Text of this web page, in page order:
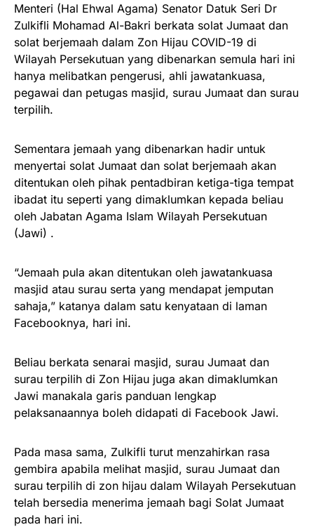
Menteri (Hal Ehwal Agama) Senator Datuk Seri Dr
Zulkifli Mohamad Al-Bakri berkata solat Jumaat dan
solat berjemaah dalam Zon Hijau COVID-19 di
Wilayah Persekutuan yang dibenarkan semula hari ini
hanya melibatkan pengerusi, ahli jawatankuasa,
pegawai dan petugas masjid, surau Jumaat dan surau
terpilih.
Sementara jemaah yang dibenarkan hadir untuk
menyertai solat Jumaat dan solat berjemaah akan
ditentukan oleh pihak pentadbiran ketiga-tiga tempat
ibadat itu seperti yang dimaklumkan kepada beliau
oleh Jabatan Agama Islam Wilayah Persekutuan
(Jawi) .
“Jemaah pula akan ditentukan oleh jawatankuasa
masjid atau surau serta yang mendapat jemputan
sahaja,” katanya dalam satu kenyataan di laman
Facebooknya, hari ini.
Beliau berkata senarai masjid, surau Jumaat dan
surau terpilih di Zon Hijau juga akan dimaklumkan
Jawi manakala garis panduan lengkap
pelaksanaannya boleh didapati di Facebook Jawi.
Pada masa sama, Zulkifli turut menzahirkan rasa
gembira apabila melihat masjid, surau Jumaat dan
surau terpilih di zon hijau dalam Wilayah Persekutuan
telah bersedia menerima jemaah bagi Solat Jumaat
pada hari ini.